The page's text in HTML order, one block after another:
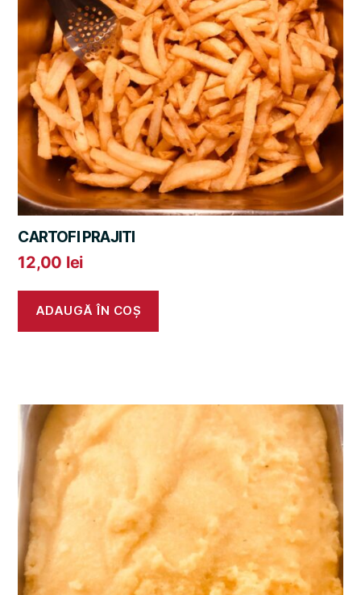
CARTOFI PRAJITI
12,00 lei
ADAUGĂ ÎN COȘ